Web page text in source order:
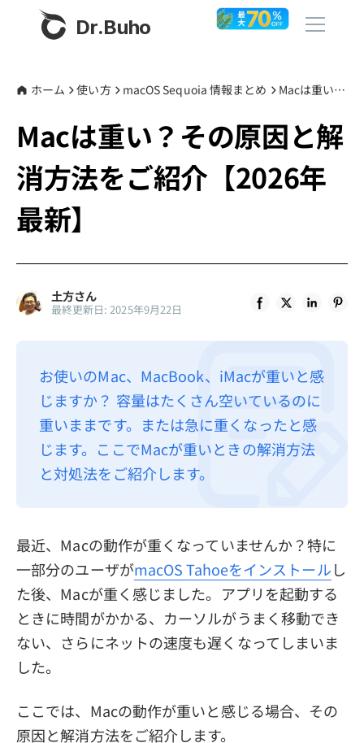
Dr.Buho
製品
BuhoCleaner
BuhoRepair
BuhoLaunchpad
ストア
その他
利用規約
返金について
ホーム 使い方 macOS Sequoia 情報まとめ Macは重い？その原因と解消方法をご紹介【2026年最新】
Macは重い？その原因と解
消方法をご紹介【2026年
最新】
土方さん
最終更新日: 2025年9月22日
お使いのMac、MacBook、iMacが重いと感
じますか？ 容量はたくさん空いているのに
重いままです。または急に重くなったと感
じます。ここでMacが重いときの解消方法
と対処法をご紹介します。
最近、Macの動作が重くなっていませんか？特に
一部分のユーザがmacOS Tahoeをインストールし
た後、Macが重く感じました。アプリを起動する
ときに時間がかかる、カーソルがうまく移動でき
ない、さらにネットの速度も遅くなってしまいま
した。
ここでは、Macの動作が重いと感じる場合、その
原因と解消方法をご紹介します。